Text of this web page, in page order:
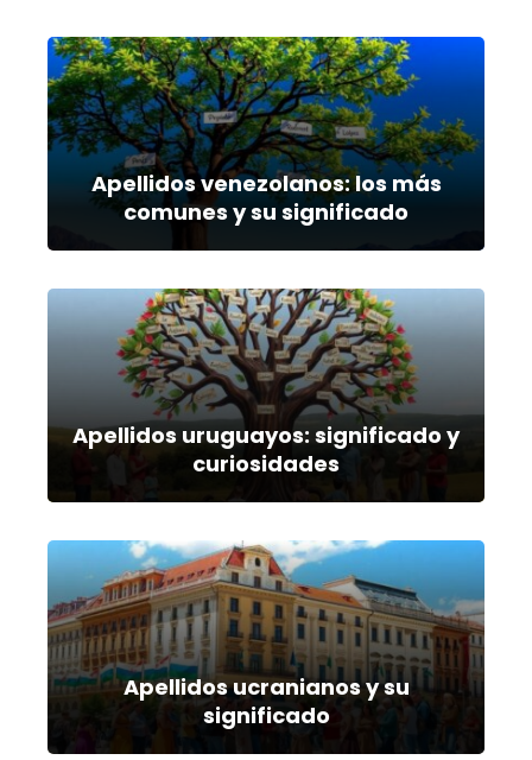
Apellidos venezolanos: los más
comunes y su significado
Apellidos uruguayos: significado y
curiosidades
Apellidos ucranianos y su
significado